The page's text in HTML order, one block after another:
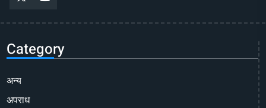
Category
अन्य
अपराध